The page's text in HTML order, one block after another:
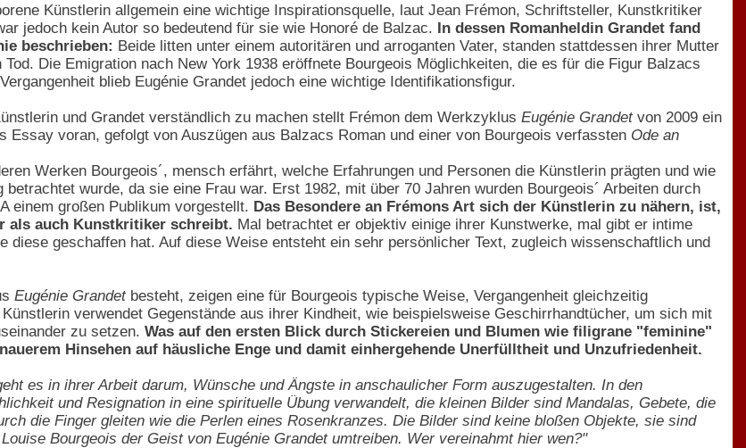
Künstlerin allgemein eine wichtige Inspirationsquelle, laut Jean Frémon, Schriftsteller, Kunstkritiker
jedoch kein Autor so bedeutend für sie wie Honoré de Balzac. In dessen Romanheldin Grandet fand
beschrieben: Beide litten unter einem autoritären und arroganten Vater, standen stattdessen ihrer Mutter
Die Emigration nach New York 1938 eröffnete Bourgeois Möglichkeiten, die es für die Figur Balzacs
blieb Eugénie Grandet jedoch eine wichtige Identifikationsfigur.
und Grandet verständlich zu machen stellt Frémon dem Werkzyklus Eugénie Grandetvon 2009 ein
Essay voran, gefolgt von Auszügen aus Balzacs Roman und einer von Bourgeois verfassten Ode an
Werken Bourgeois´, mensch erfährt, welche Erfahrungen und Personen die Künstlerin prägten und wie
wurde, da sie eine Frau war. Erst 1982, mit über 70 Jahren wurden Bourgeois´ Arbeiten durch
einem großen Publikum vorgestellt. Das Besondere an Frémons Art sich der Künstlerin zu nähern, ist,
als auch Kunstkritiker schreibt. Mal betrachtet er objektiv einige ihrer Kunstwerke, mal gibt er intime
diese geschaffen hat. Auf diese Weise entsteht ein sehr persönlicher Text, zugleich wissenschaftlich und
Eugénie Grandetbesteht, zeigen eine für Bourgeois typische Weise, Vergangenheit gleichzeitig
verwendet Gegenstände aus ihrer Kindheit, wie beispielsweise Geschirrhandtücher, um sich mit
zu setzen. Was auf den ersten Blick durch Stickereien und Blumen wie filigrane "feminine"
Hinsehen auf häusliche Enge und damit einhergehende Unerfülltheit und Unzufriedenheit.
es in ihrer Arbeit darum, Wünsche und Ängste in anschaulicher Form auszugestalten. In den
und Resignation in eine spirituelle Übung verwandelt, die kleinen Bilder sind Mandalas, Gebete, die
die Finger gleiten wie die Perlen eines Rosenkranzes. Die Bilder sind keine bloßen Objekte, sie sind
Bourgeois der Geist von Eugénie Grandet umtreiben. Wer vereinahmt hier wen?"